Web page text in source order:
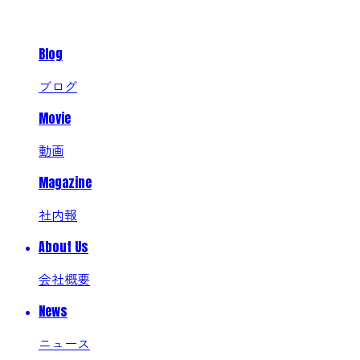
Blog
ブログ
Movie
動画
Magazine
社内報
About Us
会社概要
News
ニュース